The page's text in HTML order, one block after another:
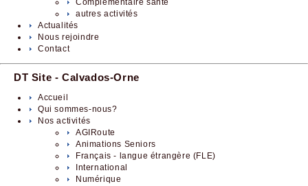
Complémentaire santé
autres activités
Actualités
Nous rejoindre
Contact
DT Site - Calvados-Orne
Accueil
Qui sommes-nous?
Nos activités
AGIRoute
Animations Seniors
Français - langue étrangère (FLE)
International
Numérique